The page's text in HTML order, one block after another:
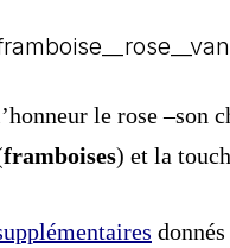
le rose –son
framboises) et la